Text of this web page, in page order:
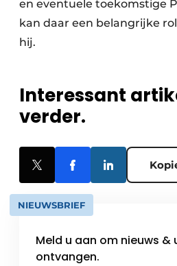
en eventuele toekomstige
kan daar een belangrijke
hij.
Interessant
verder.
NIEUWSBRIEF
Meld u aan om nieuws
ontvangen.